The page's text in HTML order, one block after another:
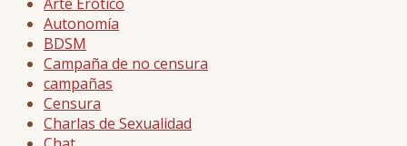
Autonomía
BDSM
Campaña de no censura
campañas
Censura
Charlas de Sexualidad